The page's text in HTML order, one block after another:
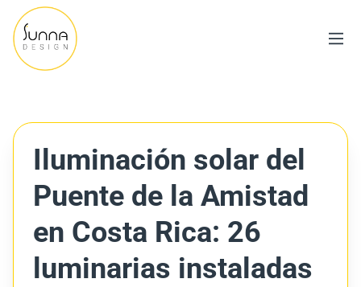
Iluminación solar del
Puente de la Amistad
en Costa Rica: 26
luminarias instaladas